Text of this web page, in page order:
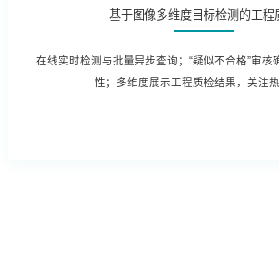
基于图像多维度目标检测的工程
在线实时检测与批量异步查询；“疑似不合格”审核
性；多维度展示工程质检结果，关注